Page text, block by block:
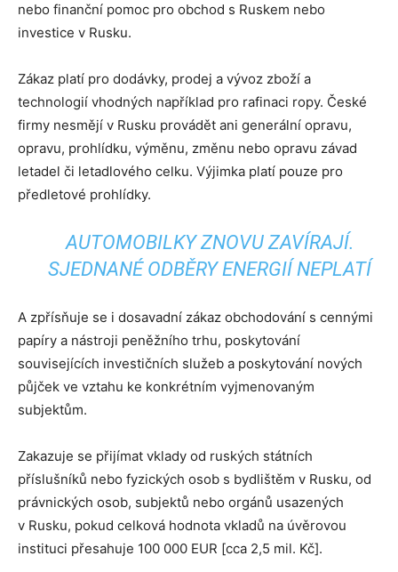
nebo finanční pomoc pro obchod s Ruskem nebo
investice v Rusku.
Zákaz platí pro dodávky, prodej a vývoz zboží a
technologií vhodných například pro rafinaci ropy. České
firmy nesmějí v Rusku provádět ani generální opravu,
opravu, prohlídku, výměnu, změnu nebo opravu závad
letadel či letadlového celku. Výjimka platí pouze pro
předletové prohlídky.
AUTOMOBILKY ZNOVU ZAVÍRAJÍ.
SJEDNANÉ ODBĚRY ENERGIÍ NEPLATÍ
A zpřísňuje se i dosavadní zákaz obchodování s cennými
papíry a nástroji peněžního trhu, poskytování
souvisejících investičních služeb a poskytování nových
půjček ve vztahu ke konkrétním vyjmenovaným
subjektům.
Zakazuje se přijímat vklady od ruských státních
příslušníků nebo fyzických osob s bydlištěm v Rusku, od
právnických osob, subjektů nebo orgánů usazených
v Rusku, pokud celková hodnota vkladů na úvěrovou
instituci přesahuje 100 000 EUR [cca 2,5 mil. Kč].